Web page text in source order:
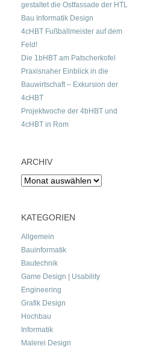
gestaltet die Ostfassade der HTL
Bau Informatik Design
4cHBT Fußballmeister auf dem
Feld!
Die 1bHBT am Patscherkofel
Praxisnaher Einblick in die
Bauwirtschaft – Exkursion der
4cHBT
Projektwoche der 4bHBT und
4cHBT in Rom
ARCHIV
Archiv
KATEGORIEN
Allgemein
Bauinformatik
Bautechnik
Game Design | Usability
Engineering
Grafik Design
Hochbau
Informatik
Malerei Design